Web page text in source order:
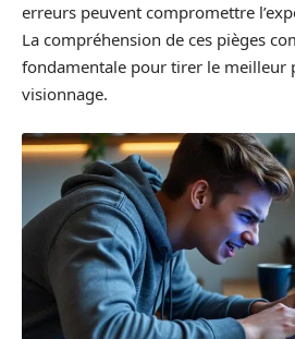
erreurs peuvent compromettre
La compréhension de ces pièges
fondamentale pour tirer le meilleur
visionnage.